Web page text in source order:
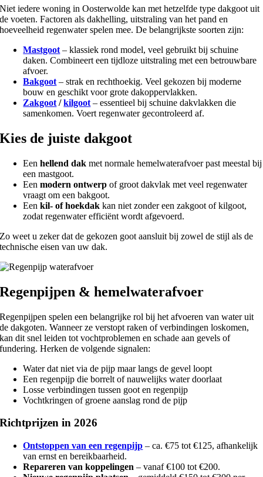
Niet iedere woning in Oosterwolde kan met hetzelfde type dakgoot uit
de voeten. Factoren als dakhelling, uitstraling van het pand en
hoeveelheid regenwater spelen mee. De belangrijkste soorten zijn:
Mastgoot – klassiek rond model, veel gebruikt bij schuine
daken. Combineert een tijdloze uitstraling met een betrouwbare
afvoer.
Bakgoot – strak en rechthoekig. Veel gekozen bij moderne
bouw en geschikt voor grote dakoppervlakken.
Zakgoot /kilgoot – essentieel bij schuine dakvlakken die
samenkomen. Voert regenwater gecontroleerd af.
Kies de juiste dakgoot
Eenhellend dak met normale hemelwaterafvoer past meestal bij
een mastgoot.
Eenmodern ontwerp of groot dakvlak met veel regenwater
vraagt om een bakgoot.
Eenkil- of hoekdak kan niet zonder een zakgoot of kilgoot,
zodat regenwater efficiënt wordt afgevoerd.
Zo weet u zeker dat de gekozen goot aansluit bij zowel de stijl als de
technische eisen van uw dak.
Regenpijpen & hemelwaterafvoer
Regenpijpen spelen een belangrijke rol bij het afvoeren van water uit
de dakgoten. Wanneer ze verstopt raken of verbindingen loskomen,
kan dit snel leiden tot vochtproblemen en schade aan gevels of
fundering. Herken de volgende signalen:
Water dat niet via de pijp maar langs de gevel loopt
Een regenpijp die borrelt of nauwelijks water doorlaat
Losse verbindingen tussen goot en regenpijp
Vochtkringen of groene aanslag rond de pijp
Richtprijzen in 2026
Ontstoppen van een regenpijp – ca. €75 tot €125, afhankelijk
van ernst en bereikbaarheid.
Repareren van koppelingen – vanaf €100 tot €200.